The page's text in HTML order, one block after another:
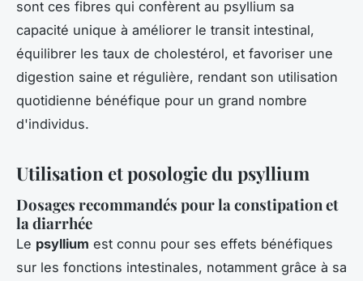
sont ces fibres qui confèrent au psyllium sa
capacité unique à améliorer le transit intestinal,
équilibrer les taux de cholestérol, et favoriser une
digestion saine et régulière, rendant son utilisation
quotidienne bénéfique pour un grand nombre
d'individus.
Utilisation et posologie du psyllium
Dosages recommandés pour la constipation et
la diarrhée
Le psyllium est connu pour ses effets bénéfiques
sur les fonctions intestinales, notamment grâce à sa